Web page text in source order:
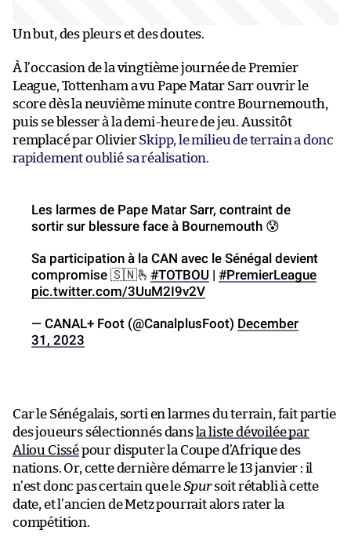
Un but, des pleurs et des doutes.
À l’occasion de la vingtième journée de Premier
League, Tottenham a vu Pape Matar Sarr ouvrir le
score dès la neuvième minute contre Bournemouth,
puis se blesser à la demi-heure de jeu. Aussitôt
remplacé par OlivierSkipp, le milieu de terrain a donc
rapidement oublié sa réalisation.
Les larmes de Pape Matar Sarr, contraint de
sortir sur blessure face à Bournemouth 😰
Sa participation à la CAN avec le Sénégal devient
compromise 🇸🇳🫰 #TOTBOU | #PremierLeague
pic.twitter.com/3UuM2I9v2V
— CANAL+ Foot (@CanalplusFoot) December
31, 2023
Car le Sénégalais, sorti en larmes du terrain, fait partie
des joueurs sélectionnés dans la liste dévoilée par
Aliou Cissépour disputer la Coupe d’Afrique des
nations. Or, cette dernière démarre le 13 janvier : il
n’est donc pas certain que leSpursoit rétabli à cette
date, et l’ancien de Metz pourrait alors rater la
compétition.